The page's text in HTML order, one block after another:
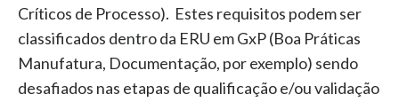
Críticos de Processo). Estes requisitos podem ser
classificados dentro da ERU em GxP (Boa Práticas
Manufatura, Documentação, por exemplo) sendo
desafiados nas etapas de qualificação e/ou validação